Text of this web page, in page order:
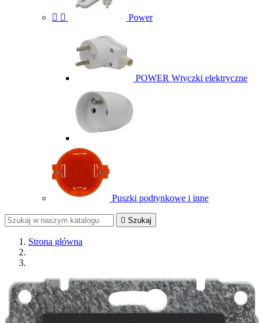
  Power
POWER Wtyczki elektryczne
Puszki podtynkowe i inne
 Szukaj
Strona główna